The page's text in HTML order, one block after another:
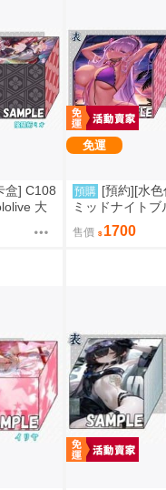
盒] C108
大
免運
預購 [預約][水
ミッドナイト
售價 1700